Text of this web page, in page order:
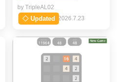
by TripleAL02
◇ Updated 2026.7.23